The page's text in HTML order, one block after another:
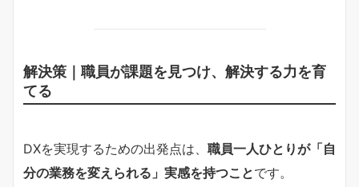
解決策｜職員が課題を見つけ、解決する力を育
てる
DXを実現するための出発点は、 職員一人ひとりが「自
分の業務を変えられる」実感を持つことです。